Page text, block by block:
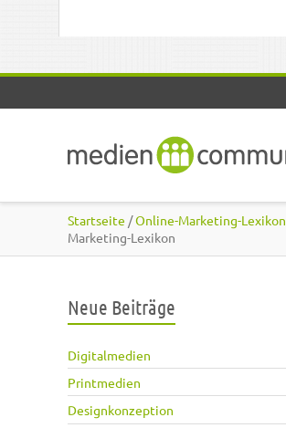
Startseite /Online-Marketing-Lexikon
Marketing-Lexikon
Neue Beiträge
Digitalmedien
Printmedien
Designkonzeption